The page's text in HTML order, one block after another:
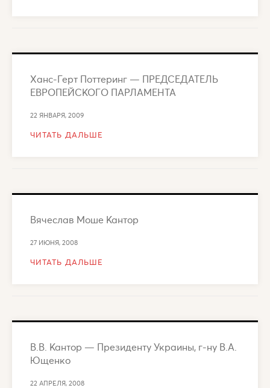
Ханс-Герт Поттеринг — ПРЕДСЕДАТЕЛЬ
ЕВРОПЕЙСКОГО ПАРЛАМЕНТА
22 ЯНВАРЯ, 2009
ЧИТАТЬ ДАЛЬШЕ
Вячеслав Моше Кантор
27 ИЮНЯ, 2008
ЧИТАТЬ ДАЛЬШЕ
В.В. Кантор — Президенту Украины, г-ну В.А.
Ющенко
22 АПРЕЛЯ, 2008